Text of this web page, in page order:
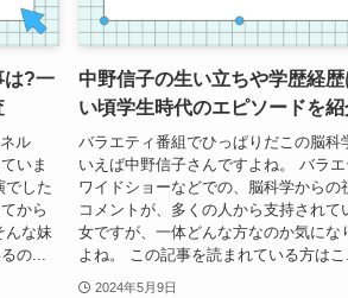
は?一
ル
いま
でした
から
んな妹
の...
中野信子の生い立ちや学歴経
い頃学生時代のエピソードを紹
バラエティ番組でひっぱりだこの脳科
いえば中野信子さんですよね。 バラ
ワイドショーなどでの、脳科学からの
コメントが、多くの人から支持されて
女ですが、一体どんな方なのか気にな
よね。 この記事を読まれている方はこ
2024年5月9日